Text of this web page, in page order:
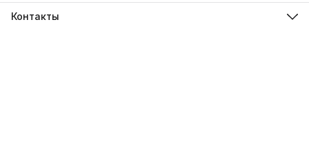
Контакты